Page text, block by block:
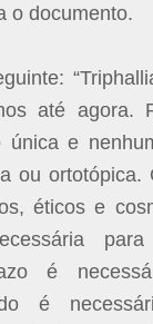
o documento.
até agora.
única e
ou ortotópica.
éticos e
é
é